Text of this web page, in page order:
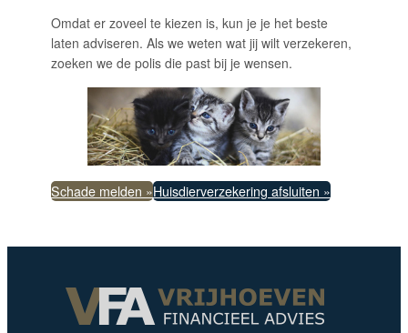
Omdat er zoveel te kiezen is, kun je je het beste
laten adviseren. Als we weten wat jij wilt verzekeren,
zoeken we de polis die past bij je wensen.
Schade melden »Huisdierverzekering afsluiten »